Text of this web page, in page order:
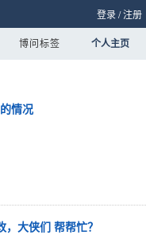
登录/注册
博问标签 个人主页
情况
大侠们 帮帮忙？